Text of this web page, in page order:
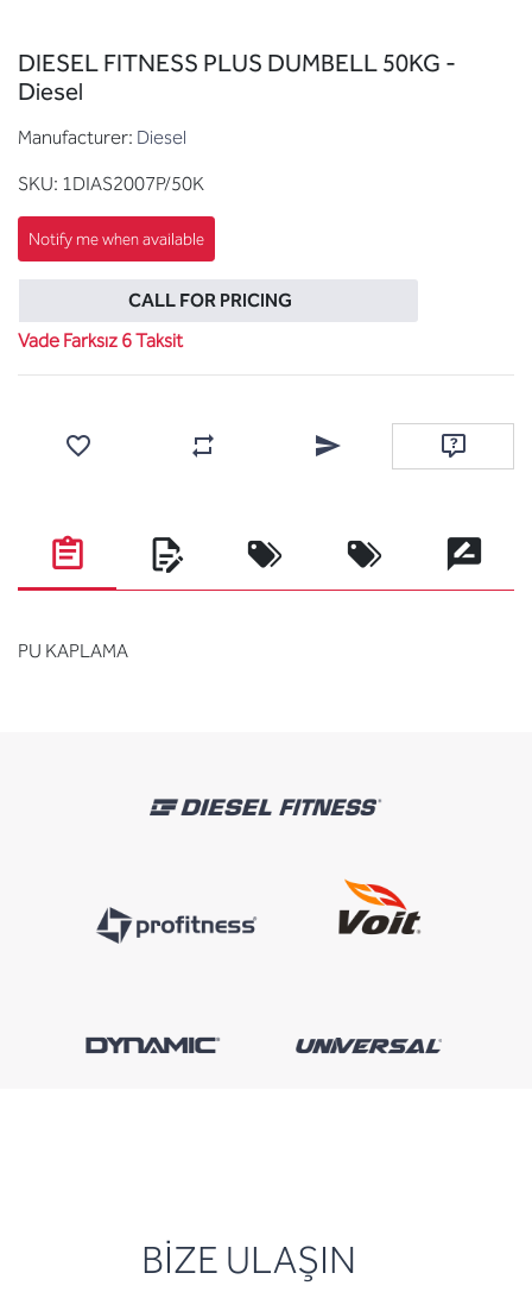
DIESEL FITNESS PLUS DUMBELL 50KG -
Diesel
Manufacturer: Diesel
SKU: 1DIAS2007P/50K
CALL FOR PRICING
Vade Farksız 6 Taksit
Add to wishlist Add to compare listEmail a friend Ask
PU KAPLAMA
BİZE ULAŞIN